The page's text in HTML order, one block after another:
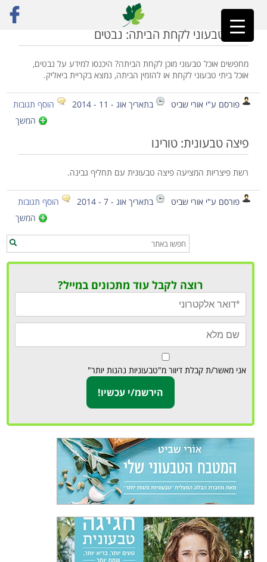
ראשי»קריות
אוכל טבעוני לקחת הביתה: נבטים
מחפשים אוכל טבעוני מוכן לקחת הביתה? היכנסו למידע על נבטים,
אוכל ביתי טבעוני לקחת או להזמין הביתה, נמצא בקריית ביאליק.
פורסם ע"י אורי שביט בתאריך אוג - 11 - 2014
הוסף תגובות
המשך
פיצה טבעונית: טורינו
רשת פיצריות המציעה פיצה טבעונית עם תחליף גבינה.
פורסם ע"י אורי שביט בתאריך אוג - 7 - 2014
הוסף תגובות
המשך
רוצה לקבל עוד מתכונים במייל?
אני מאשר/ת קבלת דיוור מ"טבעוניות נהנות יותר"